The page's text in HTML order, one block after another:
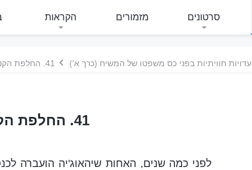
סרטונים מזמורים הקראות
עדויות חוויתיות בפני כס משפטו של המשיח (כרך א') 41. החלפת הקנאה בגדלות נפש
41. החלפת הקנאה בגדלות נפש
לפני כמה שנים, האחות שיהאוג'יה הועברה